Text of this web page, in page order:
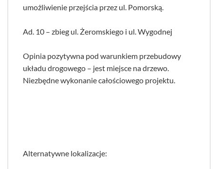
umożliwienie przejścia przez ul. Pomorską.
Ad. 10 – zbieg ul. Żeromskiego i ul. Wygodnej
Opinia pozytywna pod warunkiem przebudowy
układu drogowego – jest miejsce na drzewo.
Niezbędne wykonanie całościowego projektu.
Alternatywne lokalizacje: